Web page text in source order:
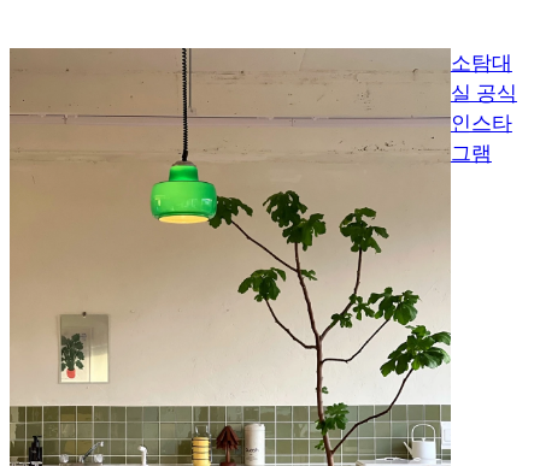
소탐대
실 공식
인스타
그램